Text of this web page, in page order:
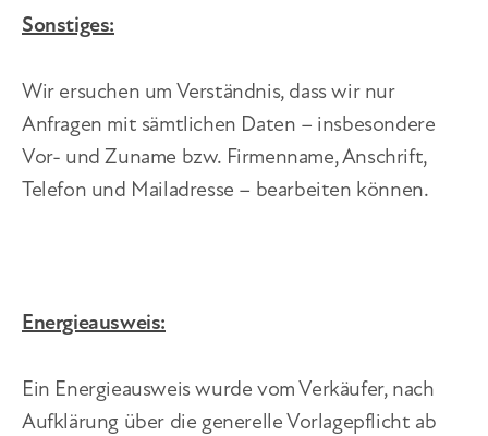
Sonstiges:
Wir ersuchen um Verständnis, dass wir nur
Anfragen mit sämtlichen Daten – insbesondere
Vor- und Zuname bzw. Firmenname, Anschrift,
Telefon und Mailadresse – bearbeiten können.
Energieausweis:
Ein Energieausweis wurde vom Verkäufer, nach
Aufklärung über die generelle Vorlagepflicht ab